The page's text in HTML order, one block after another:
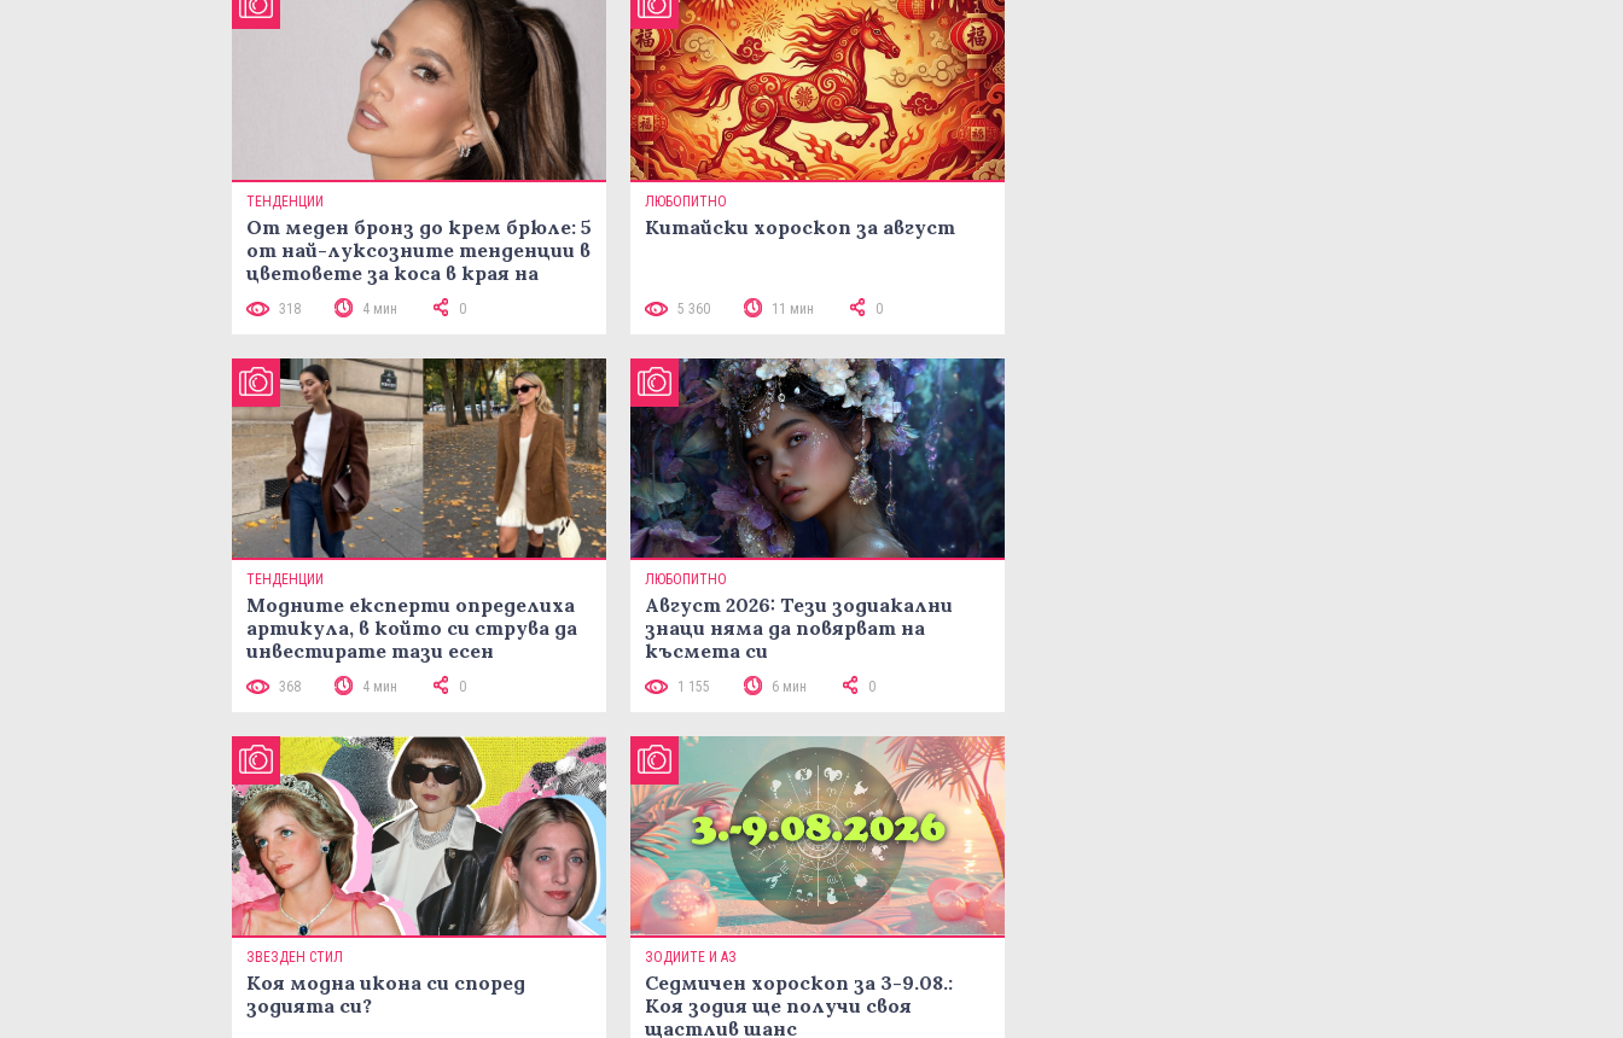
ТЕНДЕНЦИИ
От меден бронз до крем брюле: 5
от най-луксозните тенденции в
цветовете за коса в края на
318 4 мин 0
ЛЮБОПИТНО
Китайски хороскоп за август
5 360 11 мин 0
ТЕНДЕНЦИИ
Модните експерти определиха
артикула, в който си струва да
инвестирате тази есен
368 4 мин 0
ЛЮБОПИТНО
Август 2026: Тези зодиакални
знаци няма да повярват на
късмета си
1 155 6 мин 0
ЗВЕЗДЕН СТИЛ
Коя модна икона си според
зодията си?
ЗОДИИТЕ И АЗ
Седмичен хороскоп за 3-9.08.:
Коя зодия ще получи своя
щастлив шанс